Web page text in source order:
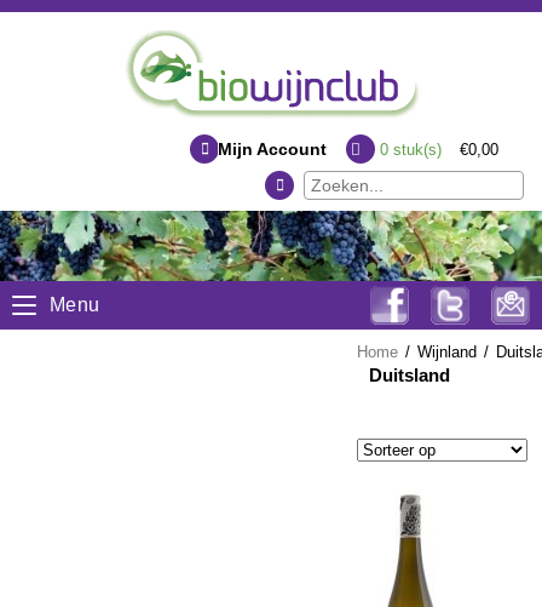
Mijn Account 0stuk(s) €0,00
Menu
Home / Wijnland /
Duitsland